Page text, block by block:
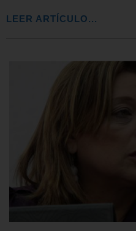
LEER ARTÍCULO...